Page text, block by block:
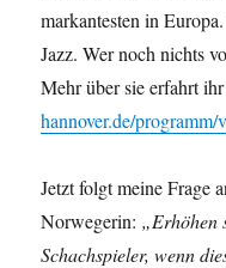
markantesten in
Jazz. Wer noch nichts
Mehr über sie erfahrt
hannover.de/
Jetzt folgt meine Frage
Norwegerin: „Erhöhen
Schachspieler, wenn